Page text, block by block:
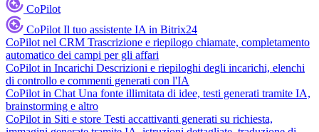
CoPilot
CoPilot Il tuo assistente IA in Bitrix24
CoPilot nel CRM Trascrizione e riepilogo chiamate, completamento
automatico dei campi per gli affari
CoPilot in Incarichi Descrizioni e riepiloghi degli incarichi, elenchi
di controllo e commenti generati con l'IA
CoPilot in Chat Una fonte illimitata di idee, testi generati tramite IA,
brainstorming e altro
CoPilot in Siti e store Testi accattivanti generati su richiesta,